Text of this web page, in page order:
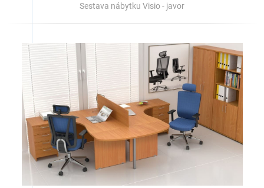
Sestava nábytku Visio - javor